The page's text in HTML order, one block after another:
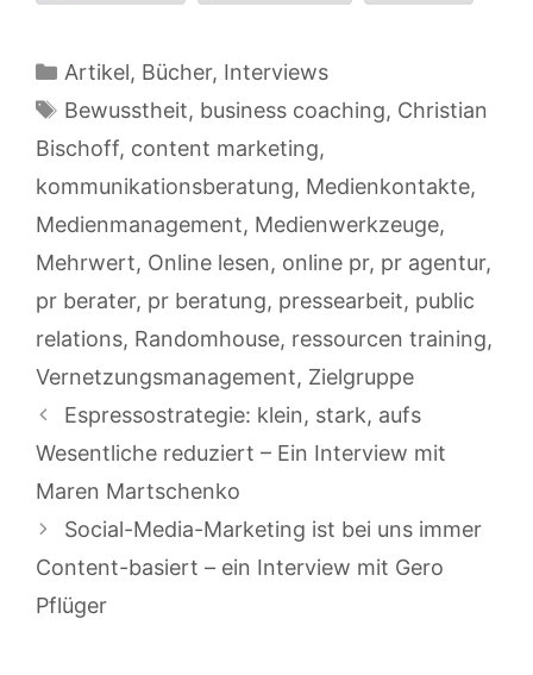
Kategorien
Artikel, Bücher, Interviews
Schlagwörter
Bewusstheit, business coaching, Christian
Bischoff, content marketing,
kommunikationsberatung, Medienkontakte,
Medienmanagement, Medienwerkzeuge,
Mehrwert, Online lesen, online pr, pr agentur,
pr berater, pr beratung, pressearbeit, public
relations, Randomhouse, ressourcen training,
Vernetzungsmanagement, Zielgruppe
Espressostrategie: klein, stark, aufs
Wesentliche reduziert – Ein Interview mit
Maren Martschenko
Social-Media-Marketing ist bei uns immer
Content-basiert – ein Interview mit Gero
Pflüger